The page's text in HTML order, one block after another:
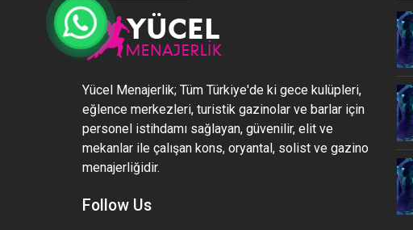
Yücel Menajerlik; Tüm Türkiye'de ki gece kulüpleri,
eğlence merkezleri, turistik gazinolar ve barlar için
personel istihdamı sağlayan, güvenilir, elit ve
mekanlar ile çalışan kons, oryantal, solist ve gazino
menajerliğidir.
Follow Us